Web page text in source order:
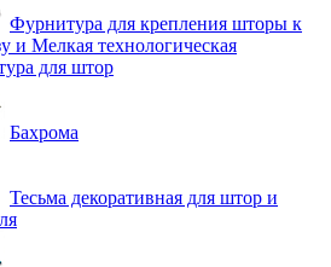
Фурнитура для крепления шторы к
и Мелкая технологическая
для штор
Бахрома
Тесьма декоративная для штор и